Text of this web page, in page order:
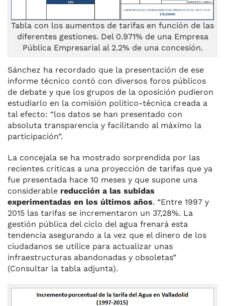
Tabla con los aumentos de tarifas en función de las
diferentes gestiones. Del 0.971% de una Empresa
Pública Empresarial al 2.2% de una concesión.
Sánchez ha recordado que la presentación de ese
informe técnico contó con diversos foros públicos
de debate y que los grupos de la oposición pudieron
estudiarlo en la comisión político-técnica creada a
tal efecto: “los datos se han presentado con
absoluta transparencia y facilitando al máximo la
participación”.
La concejala se ha mostrado sorprendida por las
recientes críticas a una proyección de tarifas que ya
fue presentada hace 10 meses y que supone una
considerable reducción a las subidas
experimentadas en los últimos años. “Entre 1997 y
2015 las tarifas se incrementaron un 37,28%. La
gestión pública del ciclo del agua frenará esta
tendencia asegurando a la vez que el dinero de los
ciudadanos se utilice para actualizar unas
infraestructuras abandonadas y obsoletas”
(Consultar la tabla adjunta).